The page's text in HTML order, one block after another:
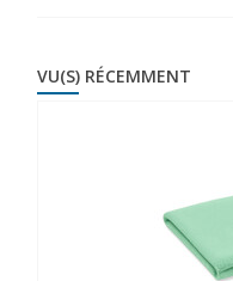
VU(S) RÉCEMMENT